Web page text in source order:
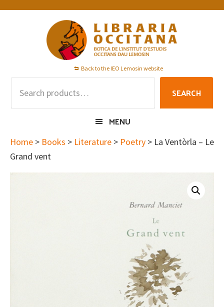
Skip
Skip
Skip
Back to the IEO Lemosin website
SEARCH
MENU
Home > Books > Literature > Poetry > La Ventòrla – Le
Grand vent